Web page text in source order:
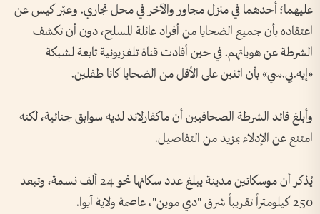
عليهما؛ أحدهما في منزل مجاور والآخر في محل تجاري. وعبّر كيس عن
اعتقاده بأن جميع الضحايا من أفراد عائلة المسلح، دون أن تكشف
الشرطة عن هوياتهم. في حين أفادت قناة تلفزيونية تابعة لشبكة
«إيه.بي.سي» بأن اثنين على الأقل من الضحايا كانا طفلين.
وأبلغ قائد الشرطة الصحافيين أن ماكفارلاند لديه سوابق جنائية، لكنه
امتنع عن الإدلاء بمزيد من التفاصيل.
يُذكر أن موسكاتين مدينة يبلغ عدد سكانها نحو 24 ألف نسمة، وتبعد
250 كيلومتراً تقريباً شرق "دي موين"، عاصمة ولاية آيوا.